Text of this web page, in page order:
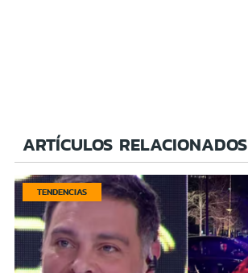
ARTÍCULOS RELACIONADOS
TENDENCIAS